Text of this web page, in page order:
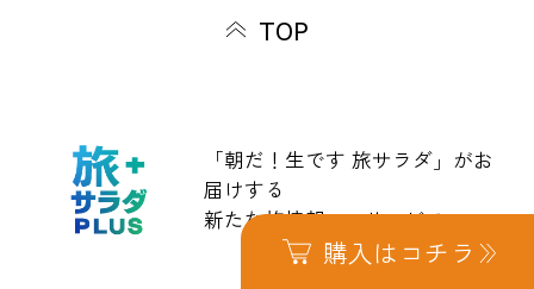
購入はコチラ
TOP
「朝だ！生です 旅サラダ」がお
届けする
新たな旅情報WEBサービス。